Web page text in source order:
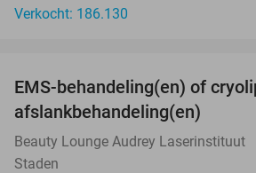
Verkocht: 186.130
EMS-behandeling(en) of
afslankbehandeling(en)
Beauty Lounge Audrey Laserinstituut
Staden